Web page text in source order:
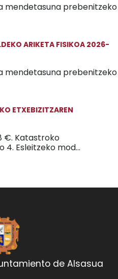
ARIKETA FISIKOA 2026-
ETXEBIZITZAREN
€. Katastroko
4. Esleitzeko mod...
de Alsasua